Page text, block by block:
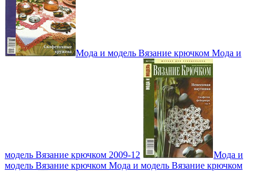
Мода и модель Вязание крючком Мода и
модель Вязание крючком 2009-12
Мода и
модель Вязание крючком Мода и модель Вязание крючком